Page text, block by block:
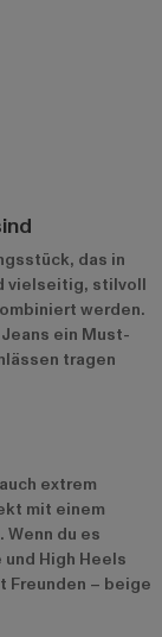
das in
vielseitig, stilvoll
werden.
ein Must-
tragen
extrem
mit einem
du es
High Heels
Freunden – beige